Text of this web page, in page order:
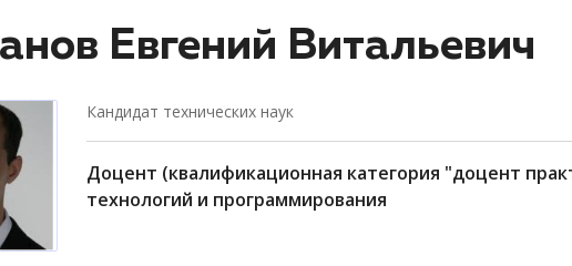
Евгений Витальевич
кандидат технических наук
доцент (квалификационная категория "доцент практики"), факультет информационных
технологий и программирования